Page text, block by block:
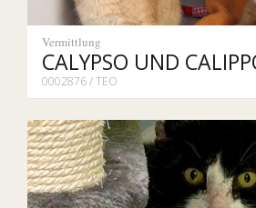
Vermittlung
CALYPSO UND
0002876 / TEO